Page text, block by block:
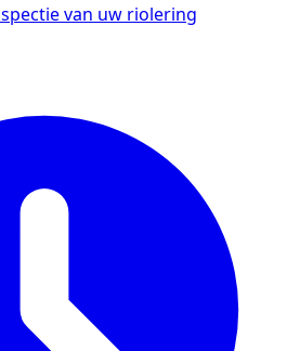
van uw riolering